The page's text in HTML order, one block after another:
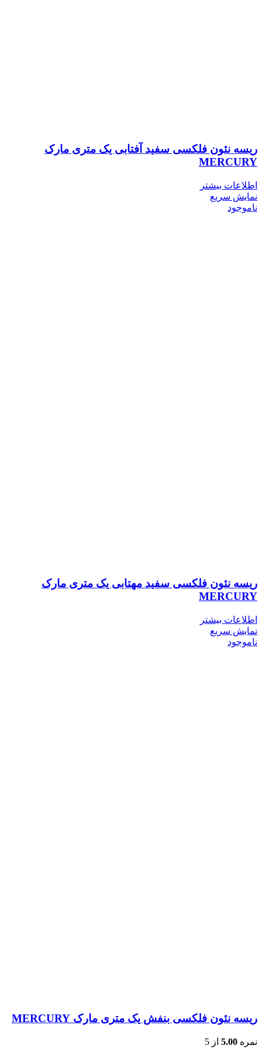
ریسه نئون فلکسی سفید آفتابی یک متری مارک
MERCURY
اطلاعات بیشتر
نمایش سریع
ناموجود
ریسه نئون فلکسی سفید مهتابی یک متری مارک
MERCURY
اطلاعات بیشتر
نمایش سریع
ناموجود
ریسه نئون فلکسی بنفش یک متری مارک MERCURY
نمره 5.00 از 5